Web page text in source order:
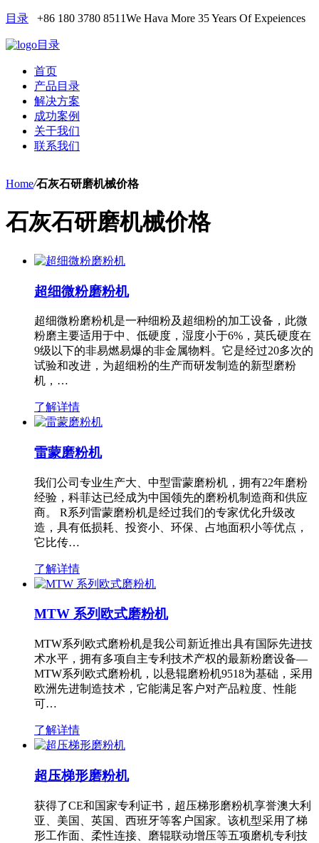
目录 +86 180 3780 8511We Hava More 35 Years Of Expeiences
目录
首页
产品目录
解决方案
成功案例
关于我们
联系我们
Home/石灰石研磨机械价格
石灰石研磨机械价格
超细微粉磨粉机
超细微粉磨粉机是一种细粉及超细粉的加工设备，此微
粉磨主要适用于中、低硬度，湿度小于6%，莫氏硬度在
9级以下的非易燃易爆的非金属物料。它是经过20多次的
试验和改进，为超细粉的生产而研发制造的新型磨粉
机，…
了解详情
雷蒙磨粉机
我们公司专业生产大、中型雷蒙磨粉机，拥有22年磨粉
经验，科菲达已经成为中国领先的磨粉机制造商和供应
商。 R系列雷蒙磨粉机是经过我们的专家优化升级改
造，具有低损耗、投资小、环保、占地面积小等优点，
它比传…
了解详情
MTW 系列欧式磨粉机
MTW系列欧式磨粉机是我公司新近推出具有国际先进技
术水平，拥有多项自主专利技术产权的最新粉磨设备—
MTW系列欧式磨粉机，以悬辊磨粉机9518为基础，采用
欧洲先进制造技术，它能满足客户对产品粒度、性能
可…
了解详情
超压梯形磨粉机
获得了CE和国家专利证书，超压梯形磨粉机享誉澳大利
亚、美国、英国、西班牙等客户国家。该机型采用了梯
形工作面、柔性连接、磨辊联动增压等五项磨机专利技